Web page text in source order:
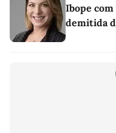
Ibope com
demitida